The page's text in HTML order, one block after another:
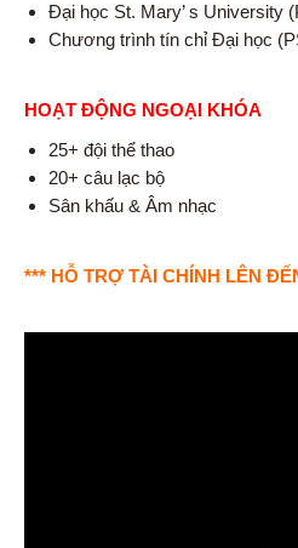
Đại học St. Mary’ s University
Chương trình tín chỉ Đại học
HOẠT ĐỘNG NGOẠI KHÓA
25+ đội thể thao
20+ câu lạc bộ
Sân khấu & Âm nhạc
*** HỖ TRỢ TÀI CHÍNH LÊN